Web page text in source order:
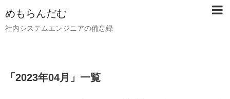
めもらんだむ
社内システムエンジニアの備忘録
「 2023年04月 」 一覧